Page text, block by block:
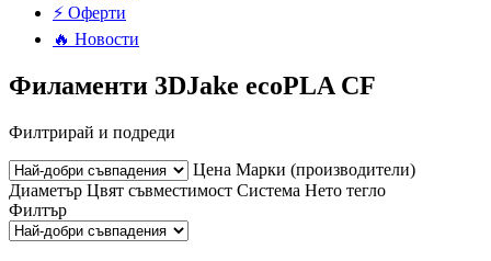
⚡ Оферти
🔥 Новости
Филаменти 3DJake ecoPLA CF
Филтрирай и подреди
Цена Марки (производители)
Диаметър Цвят съвместимост Система Нето тегло
Филтър